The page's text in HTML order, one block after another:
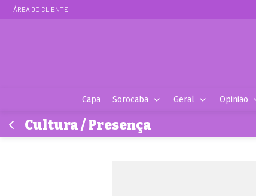
ÁREA DO CLIENTE
Capa Sorocaba Geral Opinião
Cultura / Presença